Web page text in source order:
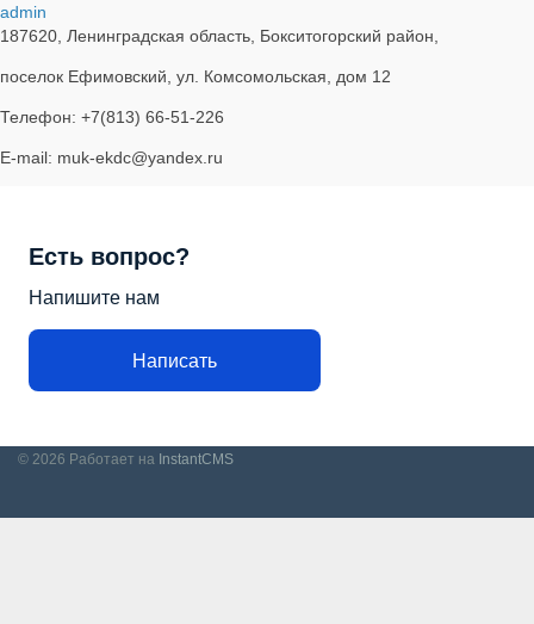
admin
187620, Ленинградская область, Бокситогорский район,
поселок Ефимовский, ул. Комсомольская, дом 12
Телефон: +7(813) 66-51-226
E-mail: muk-ekdc@yandex.ru
Есть вопрос?
Напишите нам
Написать
© 2026 Работает на InstantCMS